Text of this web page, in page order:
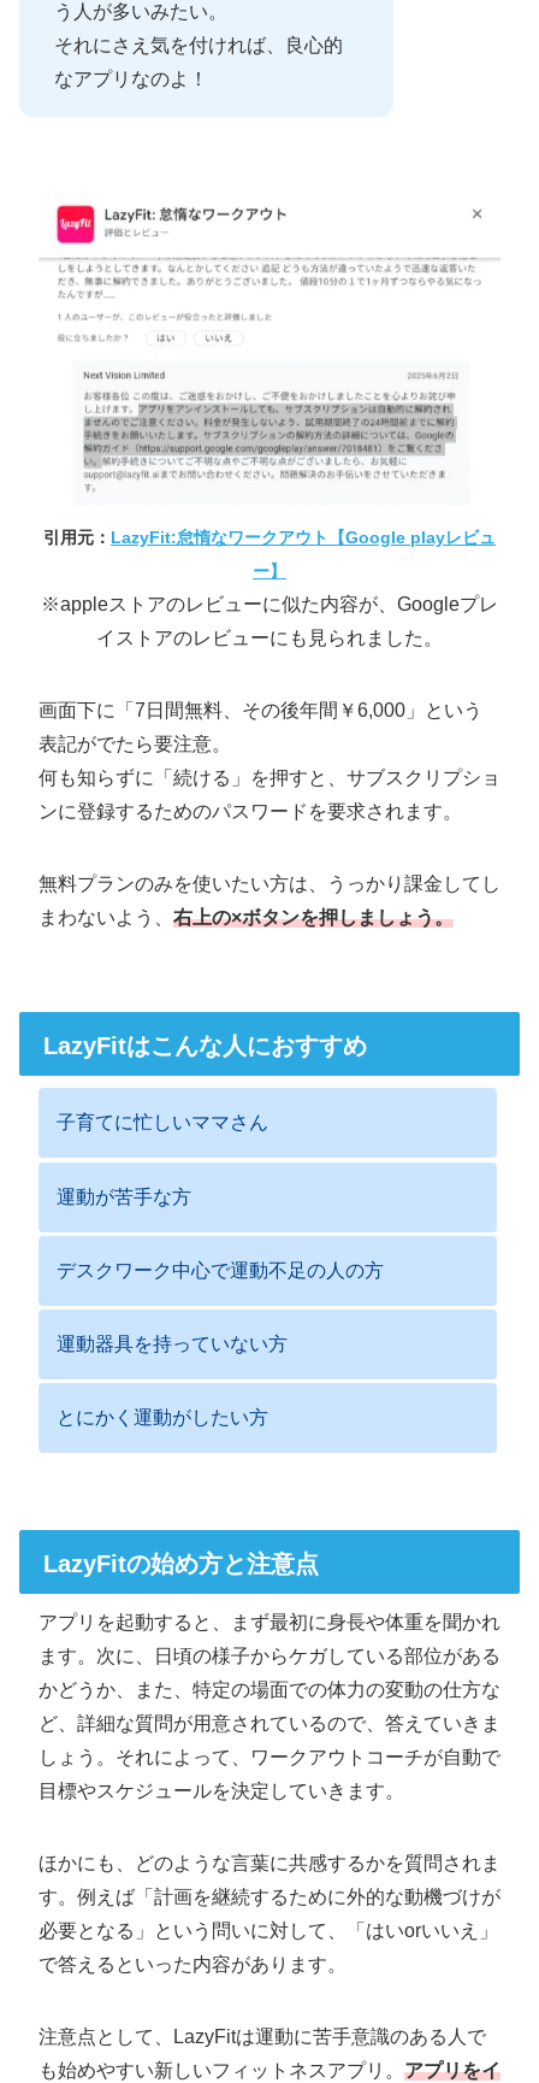
う人が多いみたい。
それにさえ気を付ければ、良心的
なアプリなのよ！
引用元： LazyFit:怠惰なワークアウト【Google playレビュ
ー】
※appleストアのレビューに似た内容が、Googleプレ
イストアのレビューにも見られました。
画面下に「7日間無料、その後年間￥6,000」という
表記がでたら要注意。
何も知らずに「続ける」を押すと、サブスクリプショ
ンに登録するためのパスワードを要求されます。
無料プランのみを使いたい方は、うっかり課金してし
まわないよう、 右上の×ボタンを押しましょう。
LazyFitはこんな人におすすめ
子育てに忙しいママさん
運動が苦手な方
デスクワーク中心で運動不足の人の方
運動器具を持っていない方
とにかく運動がしたい方
LazyFitの始め方と注意点
アプリを起動すると、まず最初に身長や体重を聞かれ
ます。次に、日頃の様子からケガしている部位がある
かどうか、また、特定の場面での体力の変動の仕方な
ど、詳細な質問が用意されているので、答えていきま
しょう。それによって、ワークアウトコーチが自動で
目標やスケジュールを決定していきます。
ほかにも、どのような言葉に共感するかを質問されま
す。例えば「計画を継続するために外的な動機づけが
必要となる」という問いに対して、「はいorいいえ」
で答えるといった内容があります。
注意点として、LazyFitは運動に苦手意識のある人で
も始めやすい新しいフィットネスアプリ。 アプリをイ